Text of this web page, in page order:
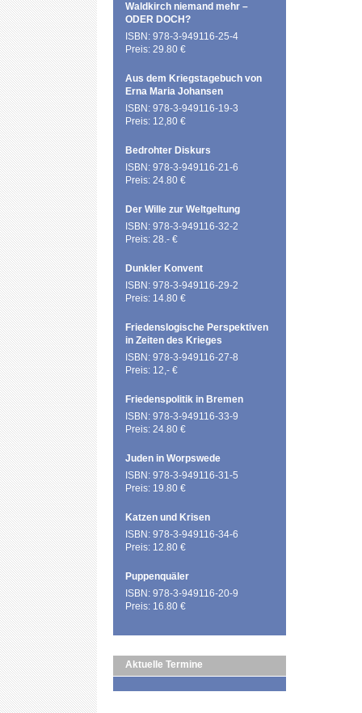
Waldkirch niemand mehr –
ODER DOCH?
ISBN: 978-3-949116-25-4
Preis: 29.80 €
Aus dem Kriegstagebuch von
Erna Maria Johansen
ISBN: 978-3-949116-19-3
Preis: 12,80 €
Bedrohter Diskurs
ISBN: 978-3-949116-21-6
Preis: 24.80 €
Der Wille zur Weltgeltung
ISBN: 978-3-949116-32-2
Preis: 28.- €
Dunkler Konvent
ISBN: 978-3-949116-29-2
Preis: 14.80 €
Friedenslogische Perspektiven
in Zeiten des Krieges
ISBN: 978-3-949116-27-8
Preis: 12,- €
Friedenspolitik in Bremen
ISBN: 978-3-949116-33-9
Preis: 24.80 €
Juden in Worpswede
ISBN: 978-3-949116-31-5
Preis: 19.80 €
Katzen und Krisen
ISBN: 978-3-949116-34-6
Preis: 12.80 €
Puppenquäler
ISBN: 978-3-949116-20-9
Preis: 16.80 €
Aktuelle Termine